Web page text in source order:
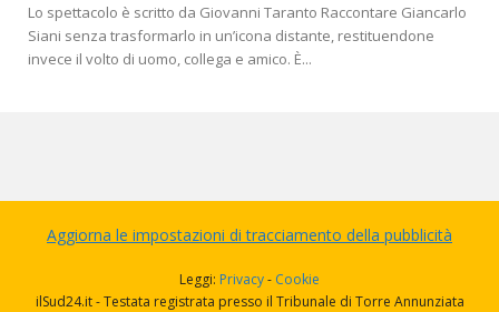
Lo spettacolo è scritto da Giovanni Taranto Raccontare Giancarlo
Siani senza trasformarlo in un’icona distante, restituendone
invece il volto di uomo, collega e amico. È...
Aggiorna le impostazioni di tracciamento della pubblicità
Leggi: Privacy- Cookie
ilSud24.it - Testata registrata presso il Tribunale di Torre Annunziata